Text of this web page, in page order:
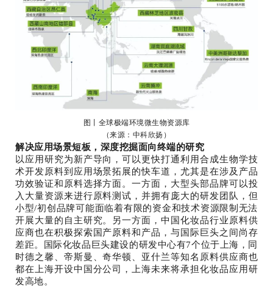
图丨全球极端环境微生物资源库
（来源：中科欣扬）
解决应用场景短板，深度挖掘面向终端的研究
以应用研究为新产导向，可以更快打通利用合成生物学技
术开发原料到应用场景拓展的快车道，尤其是在涉及产品
功效验证和原料选择方面。一方面，大型头部品牌可以投
入大量资源来进行原料测试，并拥有庞大的研发团队，但
小型/初创品牌可能面临着有限的资金和技术资源限制无法
开展大量的自主研究。另一方面，中国化妆品行业原料供
应商也在积极探索国产原料和产品，与国际巨头之间尚存
差距。国际化妆品巨头建设的研发中心有7个位于上海，同
时德之馨、帝斯曼、奇华顿、亚什兰等知名原料供应商也
都在上海开设中国分公司，上海未来将承担化妆品应用研
发高地。